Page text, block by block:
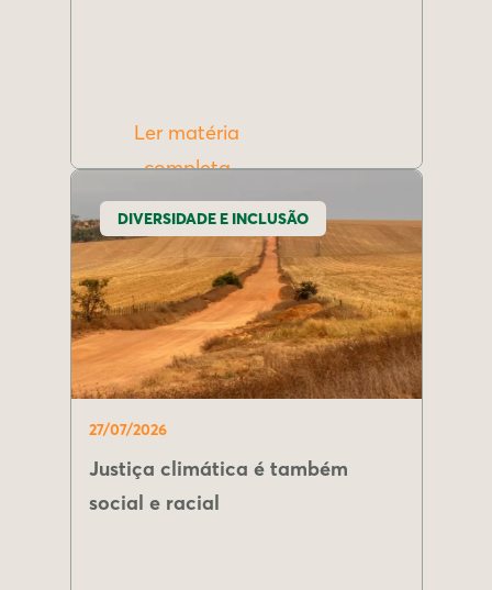
Ler matéria
completa
DIVERSIDADE E INCLUSÃO
27/07/2026
Justiça climática é também
social e racial